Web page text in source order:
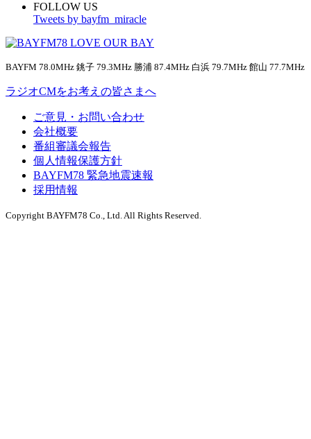
FOLLOW US
Tweets by bayfm_miracle
BAYFM 78.0MHz 銚子 79.3MHz 勝浦 87.4MHz 白浜 79.7MHz 館山 77.7MHz
ラジオCMをお考えの皆さまへ
ご意見・お問い合わせ
会社概要
番組審議会報告
個人情報保護方針
BAYFM78 緊急地震速報
採用情報
Copyright BAYFM78 Co., Ltd. All Rights Reserved.